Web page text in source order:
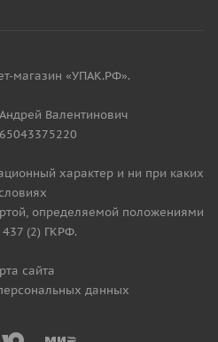
магазин «УПАК.РФ».
Валентинович
характер и ни при каких
определяемой положениями
437 (2) ГКРФ.
сайта
данных